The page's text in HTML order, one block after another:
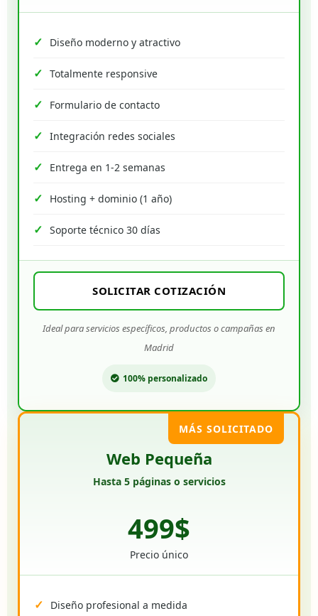
Diseño moderno y atractivo
Totalmente responsive
Formulario de contacto
Integración redes sociales
Entrega en 1-2 semanas
Hosting + dominio (1 año)
Soporte técnico 30 días
SOLICITAR COTIZACIÓN
Ideal para servicios específicos, productos o campañas en
Madrid
100% personalizado
MÁS SOLICITADO
Web Pequeña
Hasta 5 páginas o servicios
499$
Precio único
Diseño profesional a medida